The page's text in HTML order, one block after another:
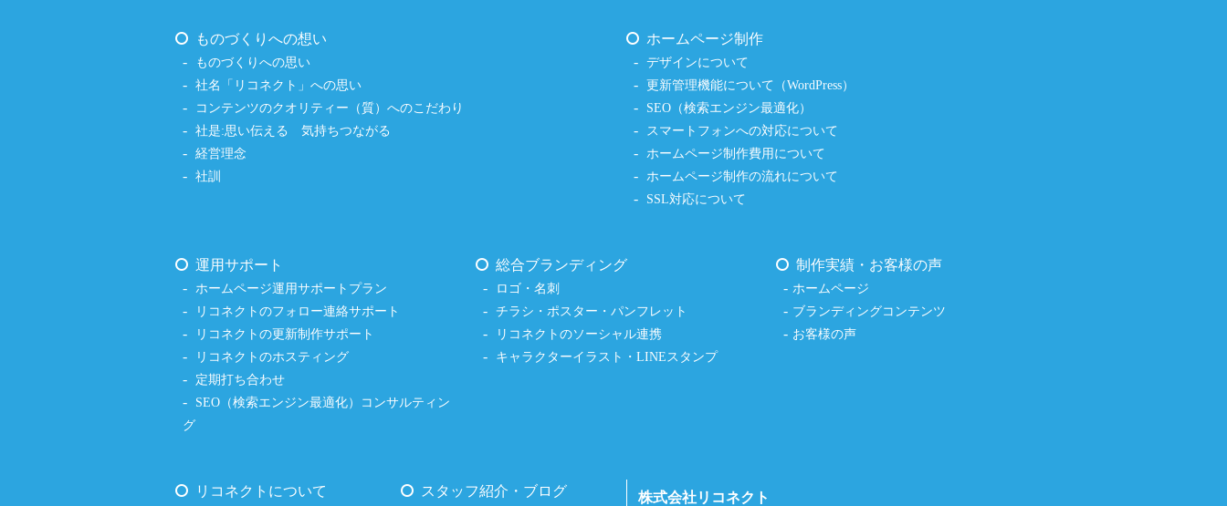
ものづくりへの想い
ものづくりへの思い
社名「リコネクト」への思い
コンテンツのクオリティー（質）へのこだわり
社是:思い伝える 気持ちつながる
経営理念
社訓
ホームページ制作
デザインについて
更新管理機能について（WordPress）
SEO（検索エンジン最適化）
スマートフォンへの対応について
ホームページ制作費用について
ホームページ制作の流れについて
SSL対応について
運用サポート
ホームページ運用サポートプラン
リコネクトのフォロー連絡サポート
リコネクトの更新制作サポート
リコネクトのホスティング
定期打ち合わせ
SEO（検索エンジン最適化）コンサルティン
グ
総合ブランディング
ロゴ・名刺
チラシ・ポスター・パンフレット
リコネクトのソーシャル連携
キャラクターイラスト・LINEスタンプ
制作実績・お客様の声
ホームページ
ブランディングコンテンツ
お客様の声
リコネクトについて スタッフ紹介・ブログ 株式会社リコネクト